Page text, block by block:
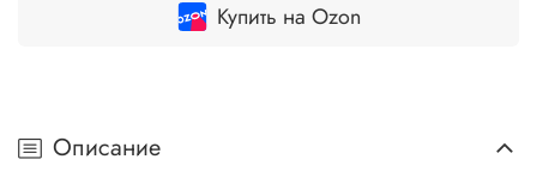
Купить на Ozon
Описание